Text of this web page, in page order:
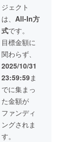
担当の
方や経
で情報
が届か
ないの
が現実
です。
または
お知り
方の紹
介で、
テーブ
に体感
して頂
くため
に、そ
の後の
活動報
告をお
送りし
活動が
軌道に
乗った
時は、
当然ご
支援し
て頂い
イン
の、真
空二重
構造の
サーモ
ステン
レスボ
トルを
提供い
たしま
す。1本
ずつ
レー
ザー彫
刻する
ので、
ジェクト
は、 All-In方
式です。
目標金額に
関わらず、
2025/10/31
23:59:59ま
でに集まっ
た金額が
ファンディ
ングされま
す。